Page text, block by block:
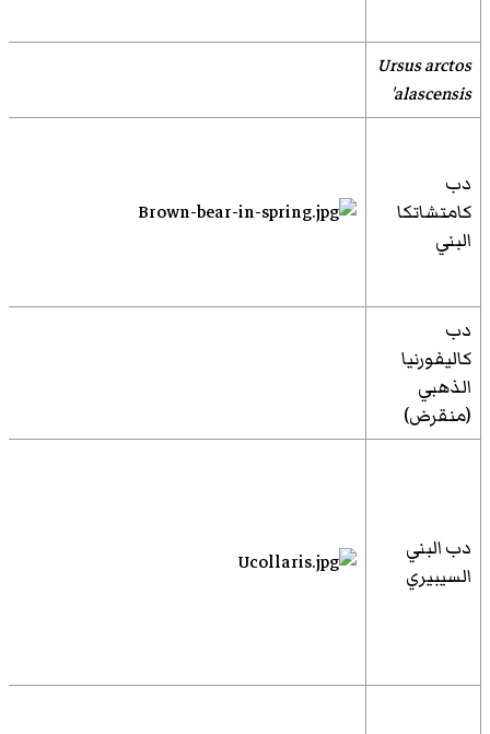
Ursus arctos
alascensis'
دب
كامتشاتكا
البني
دب
كاليفورنيا
الذهبي
(منقرض)
دب البني
السيبيري